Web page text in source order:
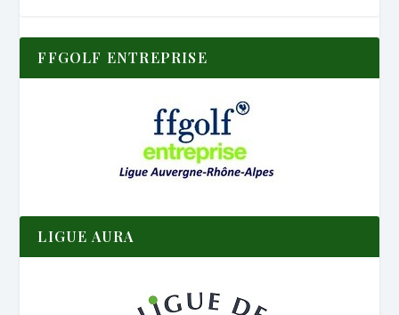
FFGOLF ENTREPRISE
LIGUE AURA